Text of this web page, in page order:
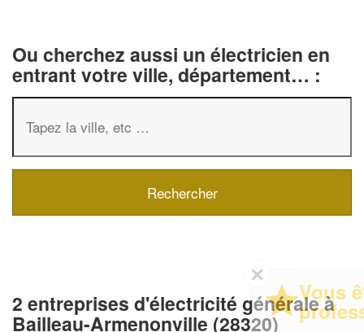
Ou cherchez aussi un électricien en
entrant votre ville, département… :
2 entreprises d'électricité générale à
Bailleau-Armenonville (28320)
Vous êtes un
professionnel ?